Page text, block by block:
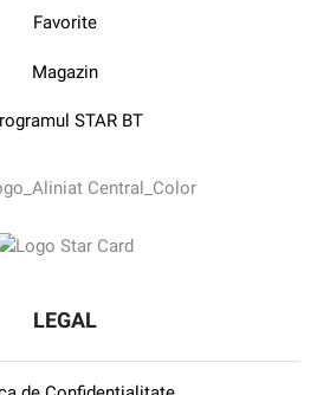
Favorite
Magazin
STAR BT
LEGAL